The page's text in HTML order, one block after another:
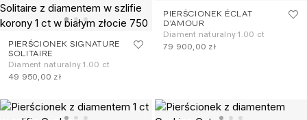
PIERŚCIONEK SIGNATURE
SOLITAIRE
Diament naturalny 1.00 ct
49 950,00 zł
PIERŚCIONEK ÉCLAT
D'AMOUR
Diament naturalny 1.00 ct
79 900,00 zł